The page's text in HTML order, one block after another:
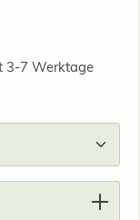
3-7 Werktage
Wert ein